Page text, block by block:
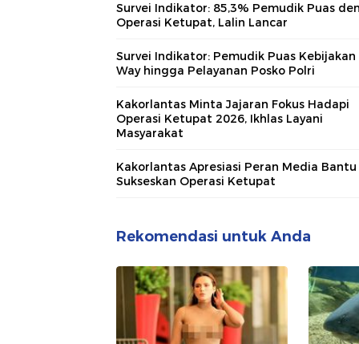
Survei Indikator: 85,3% Pemudik Puas
Operasi Ketupat, Lalin Lancar
Survei Indikator: Pemudik Puas Kebijakan
Way hingga Pelayanan Posko Polri
Kakorlantas Minta Jajaran Fokus Hadapi
Operasi Ketupat 2026, Ikhlas Layani
Masyarakat
Kakorlantas Apresiasi Peran Media Bantu
Sukseskan Operasi Ketupat
Rekomendasi untuk Anda